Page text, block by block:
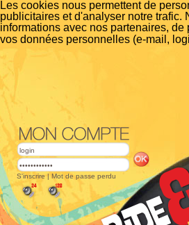
Les cookies nous permettent de
publicitaires et d'analyser notre trafic.
informations avec nos partenaires,
vos données personnelles (e-mail,
S'inscrire | Mot de passe perdu